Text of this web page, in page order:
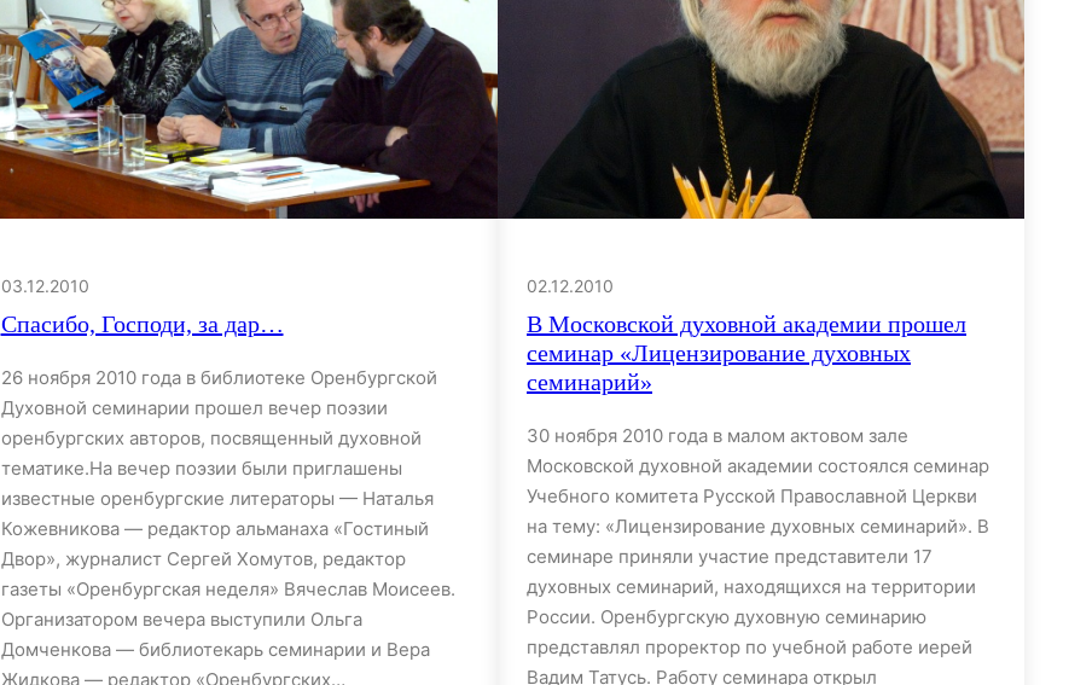
03.12.2010
Спасибо, Господи, за дар…
26 ноября 2010 года в библиотеке Оренбургской
Духовной семинарии прошел вечер поэзии
оренбургских авторов, посвященный духовной
тематике.На вечер поэзии были приглашены
известные оренбургские литераторы — Наталья
Кожевникова — редактор альманаха «Гостиный
Двор», журналист Сергей Хомутов, редактор
газеты «Оренбургская неделя» Вячеслав Моисеев.
Организатором вечера выступили Ольга
Домченкова — библиотекарь семинарии и Вера
Жидкова — редактор «Оренбургских…
02.12.2010
В Московской духовной академии прошел
семинар «Лицензирование духовных
семинарий»
30 ноября 2010 года в малом актовом зале
Московской духовной академии состоялся семинар
Учебного комитета Русской Православной Церкви
на тему: «Лицензирование духовных семинарий». В
семинаре приняли участие представители 17
духовных семинарий, находящихся на территории
России. Оренбургскую духовную семинарию
представлял проректор по учебной работе иерей
Вадим Татусь. Работу семинара открыл